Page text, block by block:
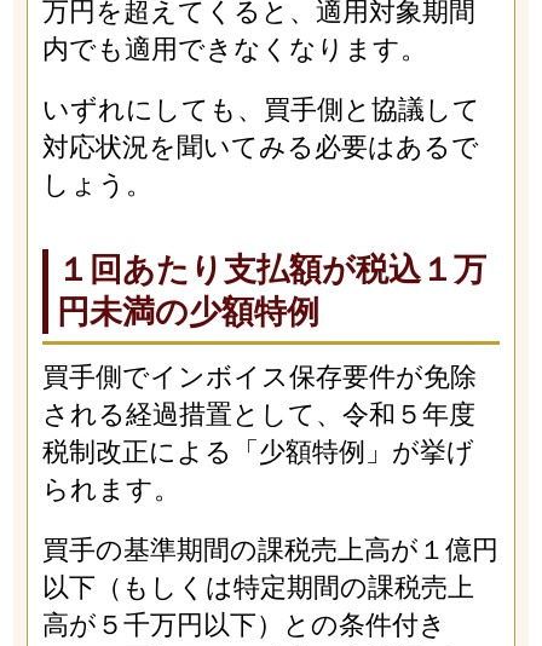
万円を超えてくると、適用対象期間
内でも適用できなくなります。
いずれにしても、買手側と協議して
対応状況を聞いてみる必要はあるで
しょう。
１回あたり支払額が税込１万
円未満の少額特例
買手側でインボイス保存要件が免除
される経過措置として、令和５年度
税制改正による「少額特例」が挙げ
られます。
買手の基準期間の課税売上高が１億円
以下（もしくは特定期間の課税売上
高が５千万円以下）との条件付き